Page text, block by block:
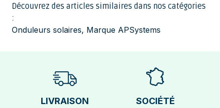
Découvrez des articles similaires dans nos catégories
:
Onduleurs solaires, Marque APSystems
LIVRAISON
SOCIÉTÉ